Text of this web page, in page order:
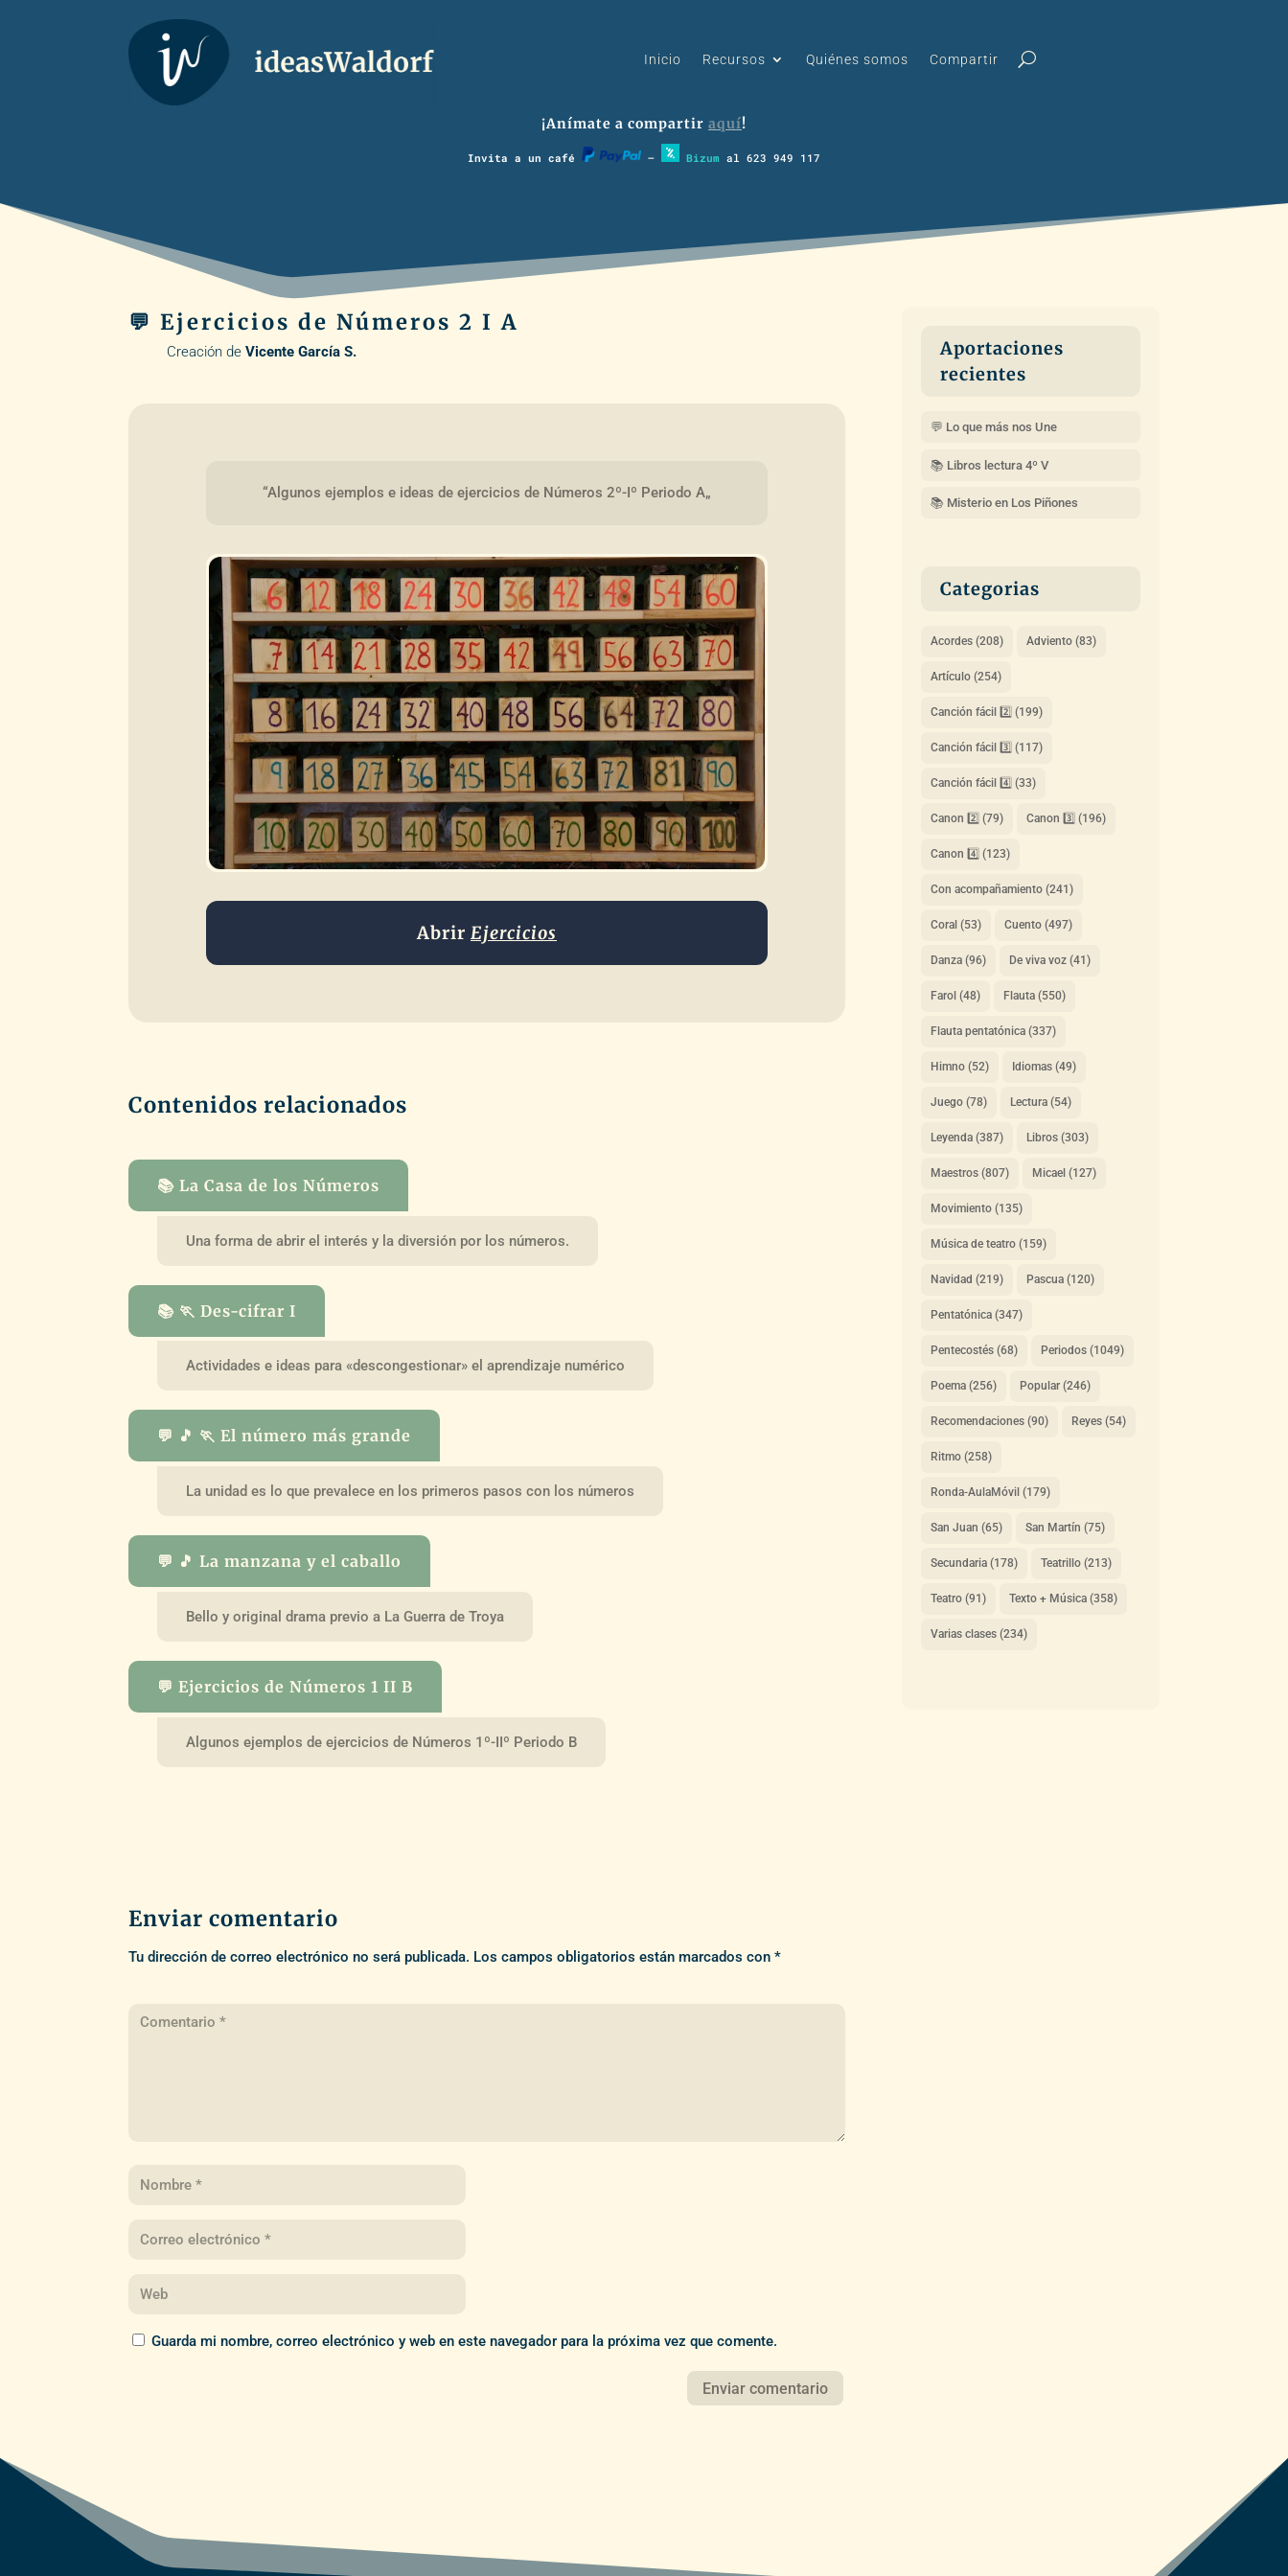
Inicio Recursos Quiénes somos Compartir
¡Anímate a compartir aquí!
Invita a un café – Bizum al 623 949 117
💬 Ejercicios de Números 2 I A
Creación deVicente García S.
“Algunos ejemplos e ideas de ejercicios de Números 2º-Iº Periodo A„
AbrirEjercicios
Contenidos relacionados
📚 La Casa de los Números
Una forma de abrir el interés y la diversión por los números.
📚 🏃 Des-cifrar I
Actividades e ideas para «descongestionar» el aprendizaje numérico
💬 🎵 🏃 El número más grande
La unidad es lo que prevalece en los primeros pasos con los números
💬 🎵 La manzana y el caballo
Bello y original drama previo a La Guerra de Troya
💬 Ejercicios de Números 1 II B
Algunos ejemplos de ejercicios de Números 1º-IIº Periodo B
Enviar comentario
Tu dirección de correo electrónico no será publicada. Los campos obligatorios están marcados con*
Guarda mi nombre, correo electrónico y web en este navegador para la próxima vez que comente.
Aportaciones
recientes
💬 Lo que más nos Une
📚 Libros lectura 4º V
📚 Misterio en Los Piñones
Categorias
Acordes(208) Adviento(83)
Artículo(254)
Canción fácil 2️⃣ (199)
Canción fácil 3️⃣ (117)
Canción fácil 4️⃣ (33)
Canon 2️⃣ (79) Canon 3️⃣ (196)
Canon 4️⃣ (123)
Con acompañamiento(241)
Coral (53) Cuento(497)
Danza(96) De viva voz(41)
Farol (48) Flauta(550)
Flauta pentatónica(337)
Himno(52) Idiomas(49)
Juego(78) Lectura(54)
Leyenda(387) Libros(303)
Maestros(807) Micael (127)
Movimiento(135)
Música de teatro(159)
Navidad (219) Pascua(120)
Pentatónica(347)
Pentecostés(68) Periodos(1049)
Poema(256) Popular(246)
Recomendaciones(90) Reyes(54)
Ritmo(258)
Ronda-AulaMóvil (179)
San Juan (65) San Martín (75)
Secundaria(178) Teatrillo(213)
Teatro(91) Texto + Música(358)
Varias clases(234)